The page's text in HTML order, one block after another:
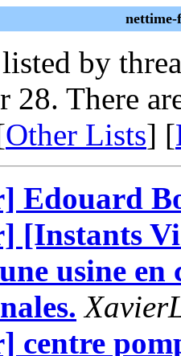
listed by
There
Other Lists] [
Edouard
[Instants
usine
centre